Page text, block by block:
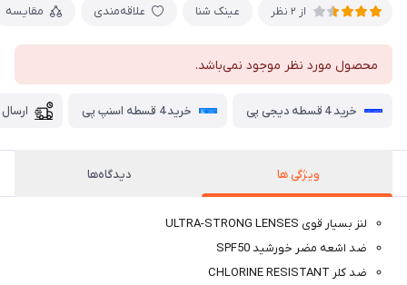
از 2 نظر عینک شنا علاقه‌مندی مقایسه
محصول مورد نظر موجود نمی‌باشد.
خرید 4 قسطه دیجی پی خرید 4 قسطه اسنپ پی
ویژگی ها دیدگاه‌ها
لنز بسیار قوی ULTRA-STRONG LENSES
ضد اشعه مضر خورشید SPF50
ضد کلر CHLORINE RESISTANT